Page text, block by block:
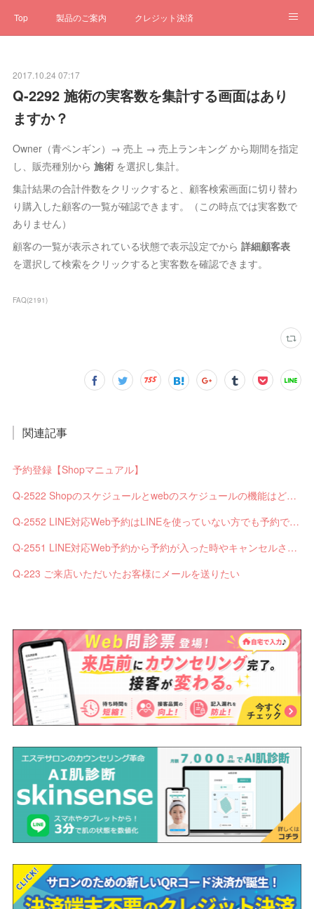
Top 製品のご案内 クレジット決済
ステータス お問合せ
2017.10.24 07:17
Q-2292 施術の実客数を集計する画面はあり
ますか？
Owner（青ペンギン）→ 売上 → 売上ランキング から期間を指定
し、販売種別から施術 を選択し集計。
集計結果の合計件数をクリックすると、顧客検索画面に切り替わ
り購入した顧客の一覧が確認できます。（この時点では実客数で
ありません）
顧客の一覧が表示されている状態で表示設定でから詳細顧客表
を選択して検索をクリックすると実客数を確認できます。
FAQ(2191)
関連記事
予約登録【Shopマニュアル】
Q-2522 Shopのスケジュールとwebのスケジュールの機能はどう違いますか？
Q-2552 LINE対応Web予約はLINEを使っていない方でも予約できますか？
Q-2551 LINE対応Web予約から予約が入った時やキャンセルされた時、サロンやお客様へは通知されますか？
Q-223 ご来店いただいたお客様にメールを送りたい